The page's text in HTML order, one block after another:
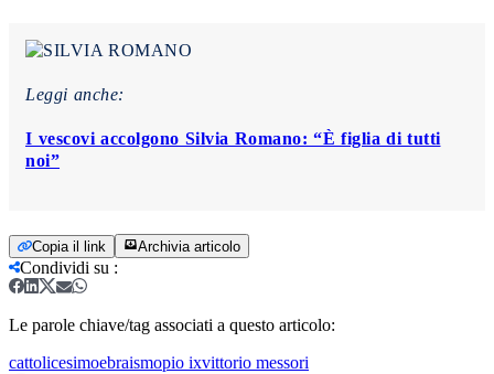
Leggi anche:
I vescovi accolgono Silvia Romano: “È figlia di tutti
noi”
Copia il link Archivia articolo
Condividi su :
Le parole chiave/tag associati a questo articolo:
cattolicesimoebraismopio ixvittorio messori